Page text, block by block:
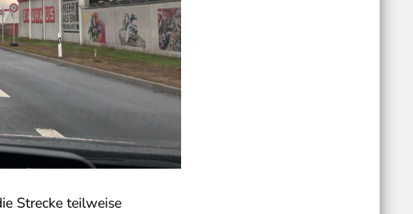
Strecke teilweise